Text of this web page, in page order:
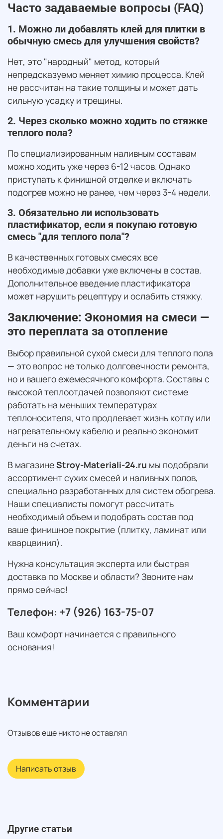
Часто задаваемые вопросы (FAQ)
1. Можно ли добавлять клей для плитки в
обычную смесь для улучшения свойств?
Нет, это "народный" метод, который
непредсказуемо меняет химию процесса. Клей
не рассчитан на такие толщины и может дать
сильную усадку и трещины.
2. Через сколько можно ходить по стяжке
теплого пола?
По специализированным наливным составам
можно ходить уже через 6-12 часов. Однако
приступать к финишной отделке и включать
подогрев можно не ранее, чем через 3-4 недели.
3. Обязательно ли использовать
пластификатор, если я покупаю готовую
смесь "для теплого пола"?
В качественных готовых смесях все
необходимые добавки уже включены в состав.
Дополнительное введение пластификатора
может нарушить рецептуру и ослабить стяжку.
Заключение: Экономия на смеси —
это переплата за отопление
Выбор правильной сухой смеси для теплого пола
— это вопрос не только долговечности ремонта,
но и вашего ежемесячного комфорта. Составы с
высокой теплоотдачей позволяют системе
работать на меньших температурах
теплоносителя, что продлевает жизнь котлу или
нагревательному кабелю и реально экономит
деньги на счетах.
В магазинеStroy-Materiali-24.ru мы подобрали
ассортимент сухих смесей и наливных полов,
специально разработанных для систем обогрева.
Наши специалисты помогут рассчитать
необходимый объем и подобрать состав под
ваше финишное покрытие (плитку, ламинат или
кварцвинил).
Нужна консультация эксперта или быстрая
доставка по Москве и области? Звоните нам
прямо сейчас!
Телефон: +7 (926) 163-75-07
Ваш комфорт начинается с правильного
основания!
Комментарии
Отзывов еще никто не оставлял
Написать отзыв
Другие статьи